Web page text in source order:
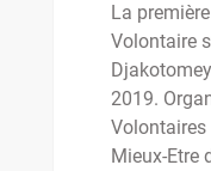
La
Volontaire
2019.
Mieux-Etre